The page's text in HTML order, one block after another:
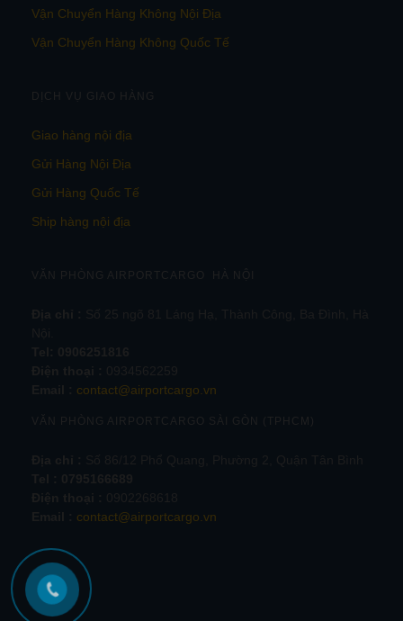
Vận Chuyển Hàng Không Nội Địa
Vận Chuyển Hàng Không Quốc Tế
DỊCH VỤ GIAO HÀNG
Giao hàng nội địa
Gửi Hàng Nội Địa
Gửi Hàng Quốc Tế
Ship hàng nội địa
VĂN PHÒNG AIRPORTCARGO HÀ NỘI
contact@airportcargo.vn
VĂN PHÒNG AIRPORTCARGO SÀI GÒN (TPHCM)
contact@airportcargo.vn